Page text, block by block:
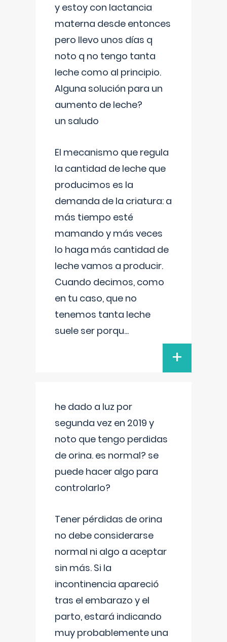
y estoy con lactancia
materna desde entonces
pero llevo unos días q
noto q no tengo tanta
leche como al principio.
Alguna solución para un
aumento de leche?
un saludo
El mecanismo que regula
la cantidad de leche que
producimos es la
demanda de la criatura: a
más tiempo esté
mamando y más veces
lo haga más cantidad de
leche vamos a producir.
Cuando decimos, como
en tu caso, que no
tenemos tanta leche
suele ser porqu...
+
he dado a luz por
segunda vez en 2019 y
noto que tengo perdidas
de orina. es normal? se
puede hacer algo para
controlarlo?
Tener pérdidas de orina
no debe considerarse
normal ni algo a aceptar
sin más. Si la
incontinencia apareció
tras el embarazo y el
parto, estará indicando
muy probablemente una